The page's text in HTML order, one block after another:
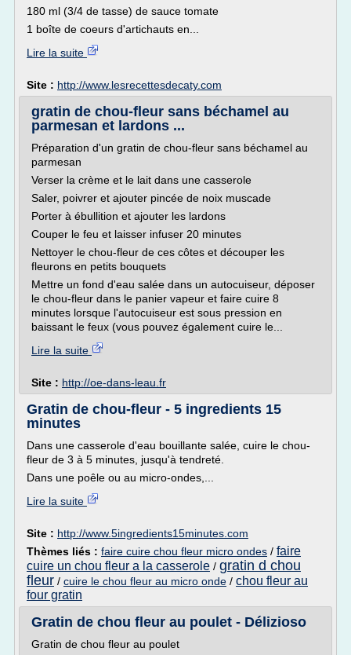
180 ml (3/4 de tasse) de sauce tomate
1 boîte de coeurs d'artichauts en...
Lire la suite
Site : http://www.lesrecettesdecaty.com
gratin de chou-fleur sans béchamel au
parmesan et lardons ...
Préparation d'un gratin de chou-fleur sans béchamel au
parmesan
Verser la crème et le lait dans une casserole
Saler, poivrer et ajouter pincée de noix muscade
Porter à ébullition et ajouter les lardons
Couper le feu et laisser infuser 20 minutes
Nettoyer le chou-fleur de ces côtes et découper les
fleurons en petits bouquets
Mettre un fond d'eau salée dans un autocuiseur, déposer
le chou-fleur dans le panier vapeur et faire cuire 8
minutes lorsque l'autocuiseur est sous pression en
baissant le feux (vous pouvez également cuire le...
Lire la suite
Site : http://oe-dans-leau.fr
Gratin de chou-fleur - 5 ingredients 15
minutes
Dans une casserole d'eau bouillante salée, cuire le chou-
fleur de 3 à 5 minutes, jusqu'à tendreté.
Dans une poêle ou au micro-ondes,...
Lire la suite
Site : http://www.5ingredients15minutes.com
Thèmes liés : faire cuire chou fleur micro ondes / faire
cuire un chou fleur a la casserole / gratin d chou
fleur / cuire le chou fleur au micro onde / chou fleur au
four gratin
Gratin de chou fleur au poulet - Délizioso
Gratin de chou fleur au poulet